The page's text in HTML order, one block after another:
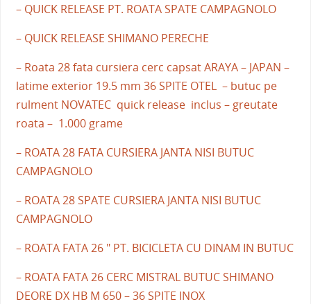
– QUICK RELEASE PT. ROATA SPATE CAMPAGNOLO
– QUICK RELEASE SHIMANO PERECHE
– Roata 28 fata cursiera cerc capsat ARAYA – JAPAN –
latime exterior 19.5 mm 36 SPITE OTEL – butuc pe
rulment NOVATEC quick release inclus – greutate
roata – 1.000 grame
– ROATA 28 FATA CURSIERA JANTA NISI BUTUC
CAMPAGNOLO
– ROATA 28 SPATE CURSIERA JANTA NISI BUTUC
CAMPAGNOLO
– ROATA FATA 26 " PT. BICICLETA CU DINAM IN BUTUC
– ROATA FATA 26 CERC MISTRAL BUTUC SHIMANO
DEORE DX HB M 650 – 36 SPITE INOX